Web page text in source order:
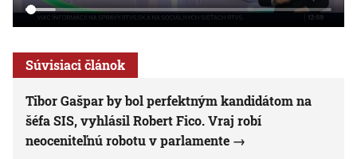
Súvisiaci článok
Tibor Gašpar by bol perfektným kandidátom na
šéfa SIS, vyhlásil Robert Fico. Vraj robí
neoceniteľnú robotu v parlamente